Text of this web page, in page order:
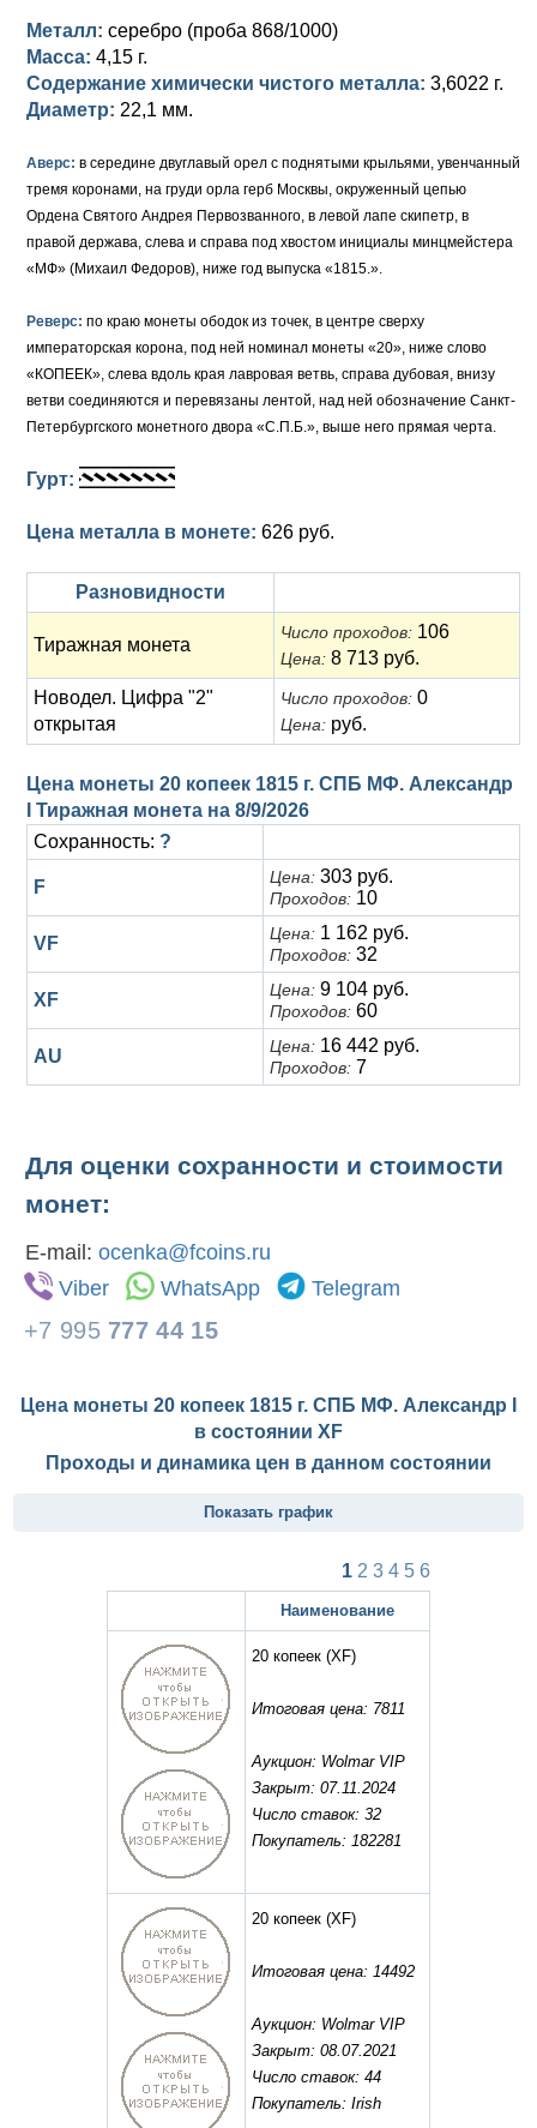
Русско-Польские
Для Польши
Для Грузии
Для Польши
Медь
Серебро
Медь
Для Молдавии и Валахии
Таврические монеты
Елизавета I (1741-1762)
Золото
Медь
Для Пруссии
Альбертусталер
Иоанн Антонович (1740-1741)
Петр II (1727-1730)
Екатерина I (1725-1727)
Золото
Серебро
Медь
Для Речи Посполитой
Металл: серебро (проба 868/1000)
Масса: 4,15 г.
Содержание химически чистого металла: 3,6022 г.
Диаметр: 22,1 мм.
Аверс: в середине двуглавый орел с поднятыми крыльями, увенчанный
тремя коронами, на груди орла герб Москвы, окруженный цепью
Ордена Святого Андрея Первозванного, в левой лапе скипетр, в
правой держава, слева и справа под хвостом инициалы минцмейстера
«МФ» (Михаил Федоров), ниже год выпуска «1815.».
Реверс: по краю монеты ободок из точек, в центре сверху
императорская корона, под ней номинал монеты «20», ниже слово
«КОПЕЕК», слева вдоль края лавровая ветвь, справа дубовая, внизу
ветви соединяются и перевязаны лентой, над ней обозначение Санкт-
Петербургского монетного двора «С.П.Б.», выше него прямая черта.
Гурт:
Цена металла в монете: 626 руб.
Разновидности
Тиражная монета
Число проходов: 106
Цена: 8 713 руб.
Новодел. Цифра "2"
открытая
Число проходов: 0
Цена: руб.
Цена монеты 20 копеек 1815 г. СПБ МФ. Александр
I Тиражная монета на 8/9/2026
Сохранность: ?
F Цена: 303 руб.
Проходов: 10
VF Цена: 1 162 руб.
Проходов: 32
XF Цена: 9 104 руб.
Проходов: 60
AU Цена: 16 442 руб.
Проходов: 7
Для оценки сохранности и стоимости
монет:
E-mail: ocenka@fcoins.ru
Viber
WhatsApp Telegram
+7 995 777 44 15
Цена монеты 20 копеек 1815 г. СПБ МФ. Александр I
в состоянии XF
Проходы и динамика цен в данном состоянии
Показать график
1 2 3 4 5 6
Наименование
20 копеек (XF)
Итоговая цена: 7811
Аукцион: Wolmar VIP
Закрыт: 07.11.2024
Число ставок: 32
Покупатель: 182281
20 копеек (XF)
Итоговая цена: 14492
Аукцион: Wolmar VIP
Закрыт: 08.07.2021
Число ставок: 44
Покупатель: Irish